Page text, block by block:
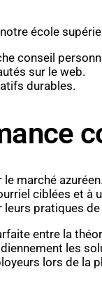
école
conseil
sur le web.
durables.
marché
ciblées et à
leurs pratiques
entre la
les
lors de la